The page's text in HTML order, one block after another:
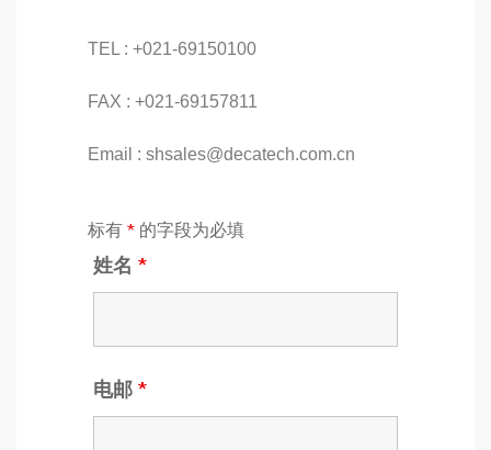
TEL : +021-69150100
FAX : +021-69157811
Email : shsales@decatech.com.cn
标有 * 的字段为必填
姓名 *
电邮 *